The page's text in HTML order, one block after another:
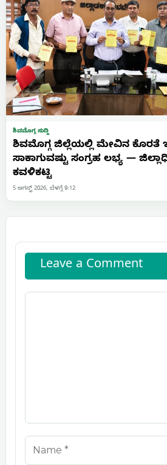
ಶಿವಮೊಗ್ಗ ಸುದ್ದಿ
ಶಿವಮೊಗ್ಗ ಜಿಲ್ಲೆಯಲ್ಲಿ ಮೇವಿನ ಕೊರತೆ
ಸಾಕಾಗುವಷ್ಟು ಸಂಗ್ರಹ ಲಭ್ಯ —
ಕವಳಿಕಟ್ಟಿ
5 ಆಗಸ್ಟ್ 2026, ಬೆಳಗ್ಗೆ 9:12
Leave a Comment
Comment
Name